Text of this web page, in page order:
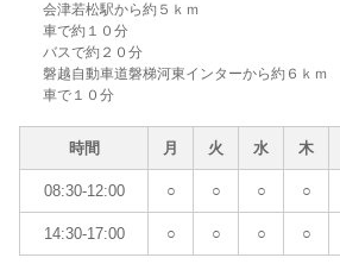
会津若松駅から約５ｋｍ
車で約１０分
バスで約２０分
磐越自動車道磐梯河東インターから約６ｋｍ
車で１０分
時間 月 火 水 木
08:30-12:00 ○ ○ ○ ○
14:30-17:00 ○ ○ ○ ○